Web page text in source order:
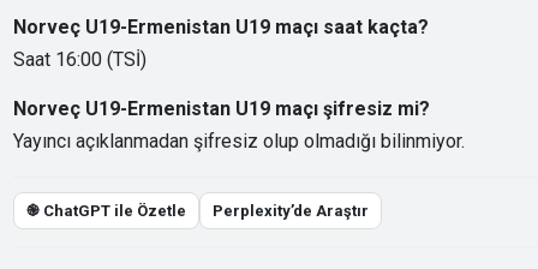
Norveç U19-Ermenistan U19 maçı saat kaçta?
Saat 16:00 (TSİ)
Norveç U19-Ermenistan U19 maçı şifresiz mi?
Yayıncı açıklanmadan şifresiz olup olmadığı bilinmiyor.
֎ ChatGPT ile Özetle Perplexity’de Araştır